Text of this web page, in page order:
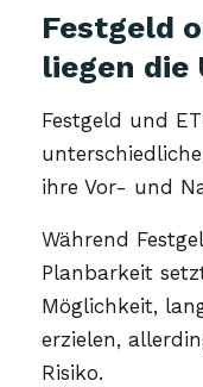
Festgeld
liegen die
Festgeld und
ihre Vor- und
Während
Planbarkeit
Möglichkeit,
erzielen,
Risiko.